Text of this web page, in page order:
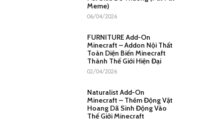
Meme)
06/04/2026
FURNITURE Add-On
Minecraft – Addon Nội Thất
Toàn Diện Biến Minecraft
Thành Thế Giới Hiện Đại
02/04/2026
Naturalist Add-On
Minecraft – Thêm Động Vật
Hoang Dã Sinh Động Vào
Thế Giới Minecraft